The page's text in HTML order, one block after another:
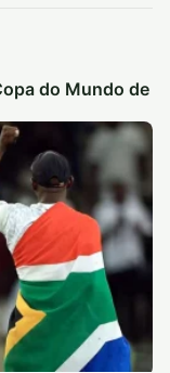
do Mundo de